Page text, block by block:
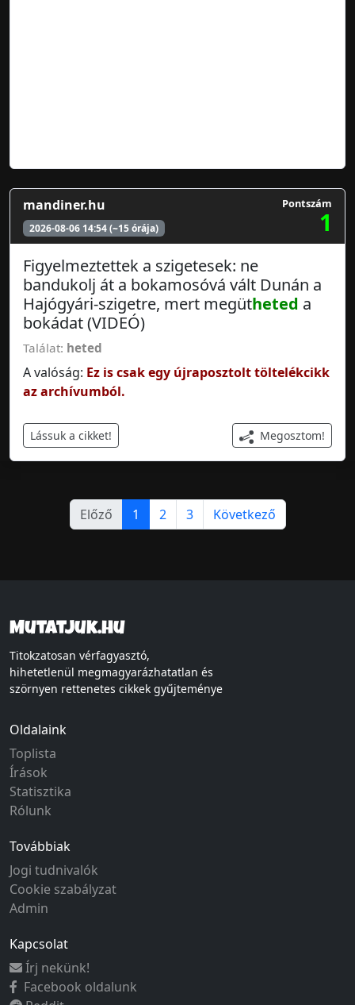
mandiner.hu
2026-08-06 14:54 (~15 órája)
Pontszám
1
Figyelmeztettek a szigetesek: ne
bandukolj át a bokamosóvá vált Dunán a
Hajógyári-szigetre, mert megütheted a
bokádat (VIDEÓ)
Találat: heted
A valóság: Ez is csak egy újraposztolt töltelékcikk
az archívumból.
Lássuk a cikket! Megosztom!
Előző 1 2 3 Következő
Mutatjuk.hu
Titokzatosan vérfagyasztó,
hihetetlenül megmagyarázhatatlan és
szörnyen rettenetes cikkek gyűjteménye
Oldalaink
Toplista
Írások
Statisztika
Rólunk
Továbbiak
Jogi tudnivalók
Cookie szabályzat
Admin
Kapcsolat
Írj nekünk!
Facebook oldalunk